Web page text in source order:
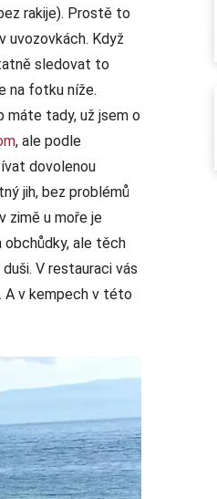
rakije). Prostě to
uvozovkách. Když
sledovat to
na fotku níže.
máte tady, už jsem o
, ale podle
dovolenou
jih, bez problémů
zimě u moře je
ale těch
V restauraci vás
A v kempech v této